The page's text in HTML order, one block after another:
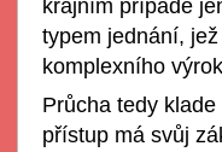
krajním případě
typem jednání,
komplexního
Průcha tedy
přístup má svůj